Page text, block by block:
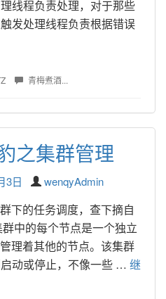
线程负责处理，对于那些
发处理线程负责根据错误
青梅煮酒...
之集群管理
3日 wenqyAdmin
下的任务调度，查下摘自
中的每个节点是一个独立
理着其他的节点。该集群
动或停止，不像一些 … 继